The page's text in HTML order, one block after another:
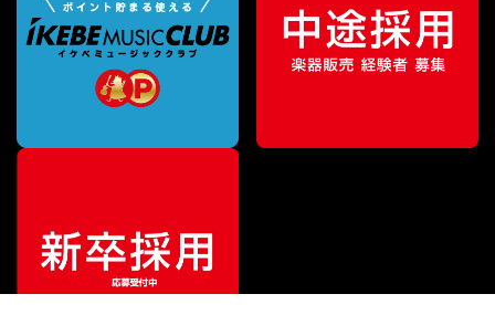
販売価格¥ 2,001（税込）
¥1,756（税込）